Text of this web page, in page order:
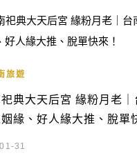
旅遊
典大天后宮 緣粉月老
緣、好人緣大推、脫單
31